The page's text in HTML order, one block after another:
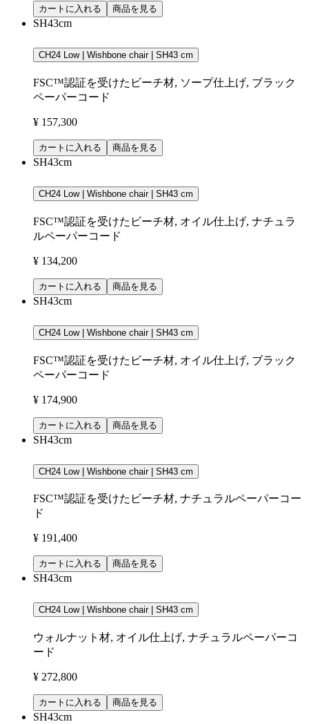
カートに入れる 商品を見る
SH43cm
CH24 Low | Wishbone chair | SH43 cm
FSC™認証を受けたビーチ材, ソープ仕上げ, ブラック
ペーパーコード
¥ 157,300
カートに入れる 商品を見る
SH43cm
CH24 Low | Wishbone chair | SH43 cm
FSC™認証を受けたビーチ材, オイル仕上げ, ナチュラ
ルペーパーコード
¥ 134,200
カートに入れる 商品を見る
SH43cm
CH24 Low | Wishbone chair | SH43 cm
FSC™認証を受けたビーチ材, オイル仕上げ, ブラック
ペーパーコード
¥ 174,900
カートに入れる 商品を見る
SH43cm
CH24 Low | Wishbone chair | SH43 cm
FSC™認証を受けたビーチ材, ナチュラルペーパーコー
ド
¥ 191,400
カートに入れる 商品を見る
SH43cm
CH24 Low | Wishbone chair | SH43 cm
ウォルナット材, オイル仕上げ, ナチュラルペーパーコ
ード
¥ 272,800
カートに入れる 商品を見る
SH43cm